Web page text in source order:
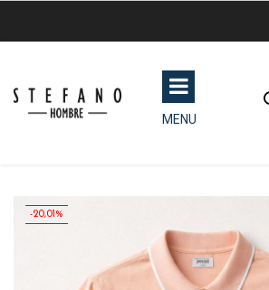
MENU
-20,01%